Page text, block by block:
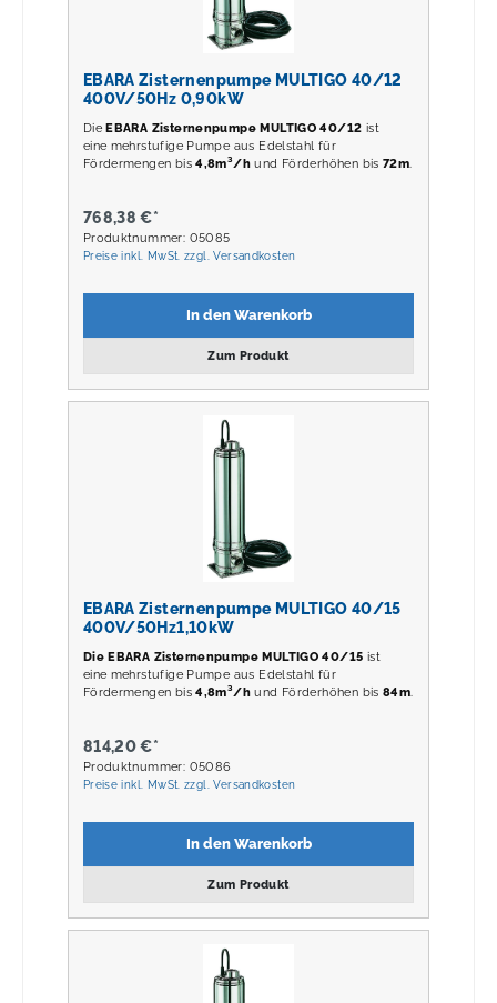
EBARA Zisternenpumpe MULTIGO 40/12
400V/50Hz 0,90kW
DieEBARA Zisternenpumpe MULTIGO 40/12 ist
eine mehrstufige Pumpe aus Edelstahl für
Fördermengen bis4,8m³/h und Förderhöhen bis72m.
768,38 €*
Produktnummer: 05085
Preise inkl. MwSt. zzgl. Versandkosten
In den Warenkorb
Zum Produkt
EBARA Zisternenpumpe MULTIGO 40/15
400V/50Hz1,10kW
Die EBARA Zisternenpumpe MULTIGO 40/15 ist
eine mehrstufige Pumpe aus Edelstahl für
Fördermengen bis4,8m³/h und Förderhöhen bis84m.
814,20 €*
Produktnummer: 05086
Preise inkl. MwSt. zzgl. Versandkosten
In den Warenkorb
Zum Produkt